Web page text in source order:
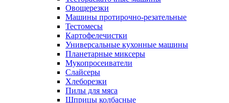
Овощерезки
Машины протирочно-резательные
Тестомесы
Картофелечистки
Универсальные кухонные машины
Планетарные миксеры
Мукопросеиватели
Слайсеры
Хлеборезки
Пилы для мяса
Шприцы колбасные